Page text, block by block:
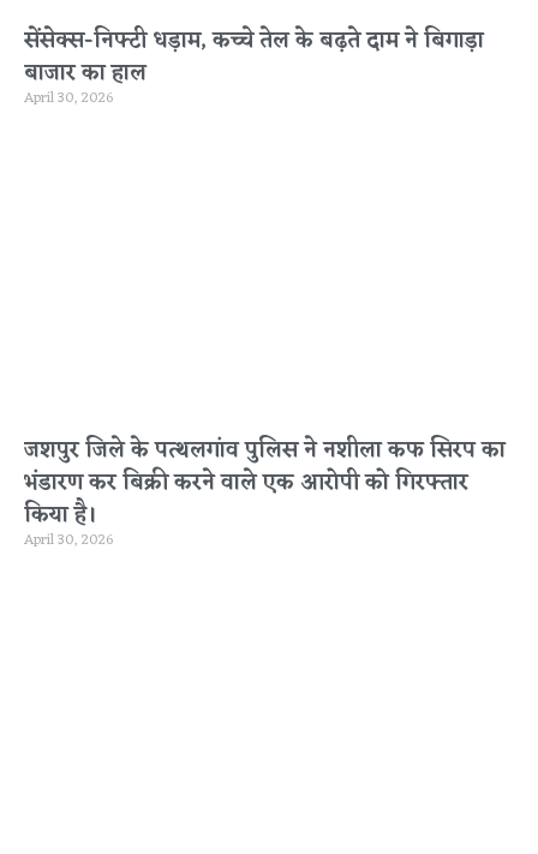
सेंसेक्स-निफ्टी धड़ाम, कच्चे तेल के बढ़ते दाम ने बिगाड़ा
बाजार का हाल
April 30, 2026
जशपुर जिले के पत्थलगांव पुलिस ने नशीला कफ सिरप का
भंडारण कर बिक्री करने वाले एक आरोपी को गिरफ्तार
किया है।
April 30, 2026